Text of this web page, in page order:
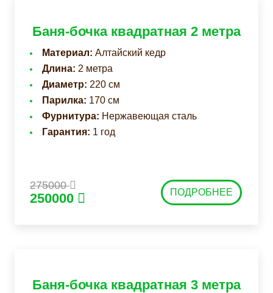
Баня-бочка квадратная 2 метра
Материал: Алтайский кедр
Длина: 2 метра
Диаметр: 220 см
Парилка: 170 см
Фурнитура: Нержавеющая сталь
Гарантия: 1 год
275000
250000 ПОДРОБНЕЕ
Баня-бочка квадратная 3 метра